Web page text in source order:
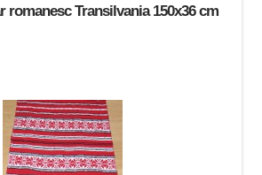
romanesc Transilvania 150x36 cm